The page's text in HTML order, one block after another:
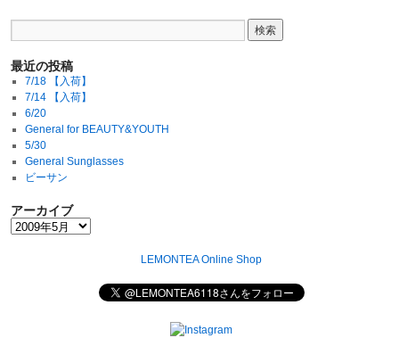
最近の投稿
7/18 【入荷】
7/14 【入荷】
6/20
General for BEAUTY&YOUTH
5/30
General Sunglasses
ビーサン
アーカイブ
LEMONTEA Online Shop